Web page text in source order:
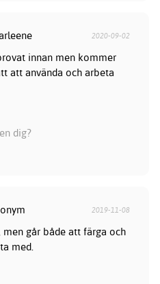
2020-09-02
innan men kommer
att använda och arbeta
dig?
2019-11-08
går både att färga och
med.